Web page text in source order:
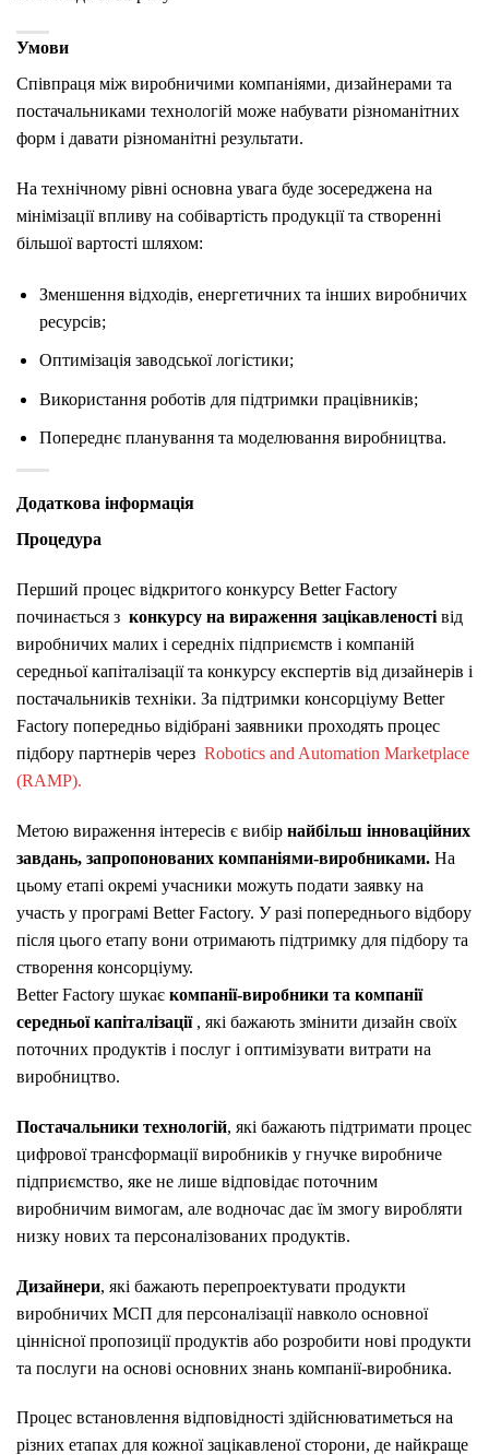
Умови
Співпраця між виробничими компаніями, дизайнерами та
постачальниками технологій може набувати різноманітних
форм і давати різноманітні результати.
На технічному рівні основна увага буде зосереджена на
мінімізації впливу на собівартість продукції та створенні
більшої вартості шляхом:
Зменшення відходів, енергетичних та інших виробничих
ресурсів;
Оптимізація заводської логістики;
Використання роботів для підтримки працівників;
Попереднє планування та моделювання виробництва.
Додаткова інформація
Процедура
Перший процес відкритого конкурсу Better Factory
починається з конкурсу на вираження зацікавленості від
виробничих малих і середніх підприємств і компаній
середньої капіталізації та конкурсу експертів від дизайнерів і
постачальників техніки. За підтримки консорціуму Better
Factory попередньо відібрані заявники проходять процес
підбору партнерів через Robotics and Automation Marketplace
(RAMP).
Метою вираження інтересів є вибір найбільш інноваційних
завдань, запропонованих компаніями-виробниками. На
цьому етапі окремі учасники можуть подати заявку на
участь у програмі Better Factory. У разі попереднього відбору
після цього етапу вони отримають підтримку для підбору та
створення консорціуму.
Better Factory шукає компанії-виробники та компанії
середньої капіталізації, які бажають змінити дизайн своїх
поточних продуктів і послуг і оптимізувати витрати на
виробництво.
Постачальники технологій, які бажають підтримати процес
цифрової трансформації виробників у гнучке виробниче
підприємство, яке не лише відповідає поточним
виробничим вимогам, але водночас дає їм змогу виробляти
низку нових та персоналізованих продуктів.
Дизайнери, які бажають перепроектувати продукти
виробничих МСП для персоналізації навколо основної
ціннісної пропозиції продуктів або розробити нові продукти
та послуги на основі основних знань компанії-виробника.
Процес встановлення відповідності здійснюватиметься на
різних етапах для кожної зацікавленої сторони, де найкраще